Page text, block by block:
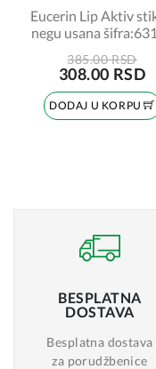
Eucerin Lip Aktiv
negu usana
385.00 RSD
308.00 RSD
DODAJ U KORPU
BESPLATNA
DOSTAVA
Besplatna dostava
za porudžbenice